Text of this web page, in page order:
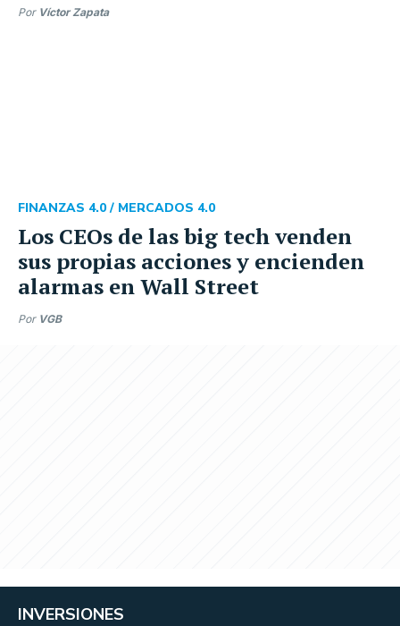
Por Víctor Zapata
Los CEOs de las big tech venden
sus propias acciones y encienden
alarmas en Wall Street
FINANZAS 4.0 / MERCADOS 4.0
Por VGB
INVERSIONES